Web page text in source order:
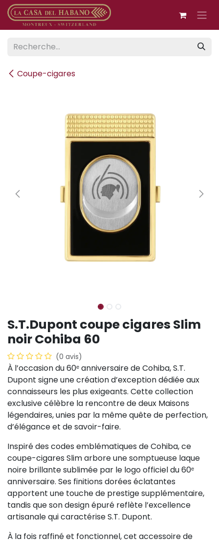
Se rendre au contenu
Coupe-cigares
S.T.Dupont coupe cigares Slim
noir Cohiba 60
(0 avis)
À l’occasion du 60ᵉ anniversaire de Cohiba, S.T.
Dupont signe une création d’exception dédiée aux
connaisseurs les plus exigeants. Cette collection
exclusive célèbre la rencontre de deux Maisons
légendaires, unies par la même quête de perfection,
d’élégance et de savoir-faire.
Inspiré des codes emblématiques de Cohiba, ce
coupe-cigares Slim arbore une somptueuse laque
noire brillante sublimée par le logo officiel du 60ᵉ
anniversaire. Ses finitions dorées éclatantes
apportent une touche de prestige supplémentaire,
tandis que son design épuré reflète l’excellence
artisanale qui caractérise S.T. Dupont.
À la fois raffiné et fonctionnel, cet accessoire de